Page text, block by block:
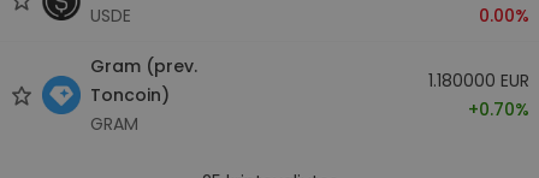
USDE
0.00%
Gram (prev.
Toncoin)
GRAM
1.180000 EUR
+0.70%